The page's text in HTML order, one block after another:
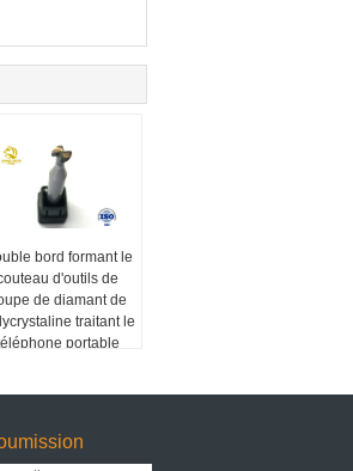
bord formant le
d'outils de
de diamant de
traitant le
portable